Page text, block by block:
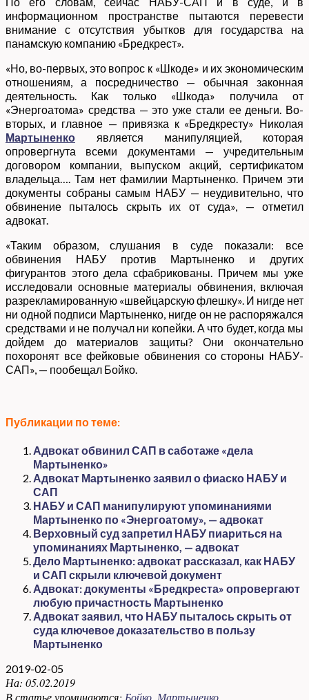
информационном пространстве пытаются перевести
внимание с отсутствия убытков для государства на
панамскую компанию «Бредкрест».
«Но, во-первых, это вопрос к «Шкоде» и их экономическим
отношениям, а посредничество — обычная законная
деятельность. Как только «Шкода» получила от
«Энергоатома» средства — это уже стали ее деньги. Во-
вторых, и главное — привязка к «Бредкресту» Николая
Мартыненко является манипуляцией, которая
опровергнута всеми документами — учредительным
договором компании, выпуском акций, сертификатом
владельца…. Там нет фамилии Мартыненко. Причем эти
документы собраны самым НАБУ — неудивительно, что
обвинение пыталось скрыть их от суда», — отметил
адвокат.
«Таким образом, слушания в суде показали: все
обвинения НАБУ против Мартыненко и других
фигурантов этого дела сфабрикованы. Причем мы уже
исследовали основные материалы обвинения, включая
разрекламированную «швейцарскую флешку». И нигде нет
ни одной подписи Мартыненко, нигде он не распоряжался
средствами и не получал ни копейки. А что будет, когда мы
дойдем до материалов защиты? Они окончательно
похоронят все фейковые обвинения со стороны НАБУ-
САП», — пообещал Бойко.
Публикации по теме:
Адвокат обвинил САП в саботаже «дела
Мартыненко»
Адвокат Мартыненко заявил о фиаско НАБУ и
САП
НАБУ и САП манипулируют упоминаниями
Мартыненко по «Энергоатому», — адвокат
Верховный суд запретил НАБУ пиариться на
упоминаниях Мартыненко, — адвокат
Дело Мартыненко: адвокат рассказал, как НАБУ
и САП скрыли ключевой документ
Адвокат: документы «Бредкреста» опровергают
любую причастность Мартыненко
Адвокат заявил, что НАБУ пыталось скрыть от
суда ключевое доказательство в пользу
Мартыненко
2019-02-05
На: 05.02.2019